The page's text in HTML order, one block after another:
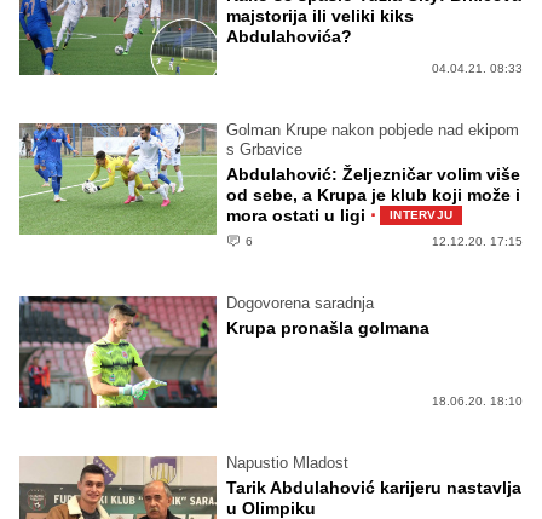
majstorija ili veliki kiks
Abdulahovića?
04.04.21. 08:33
Golman Krupe nakon pobjede nad ekipom
s Grbavice
Abdulahović: Željezničar volim više
od sebe, a Krupa je klub koji može i
mora ostati u ligi ·
INTERVJU
6
12.12.20. 17:15
Dogovorena saradnja
Krupa pronašla golmana
18.06.20. 18:10
Napustio Mladost
Tarik Abdulahović karijeru nastavlja
u Olimpiku